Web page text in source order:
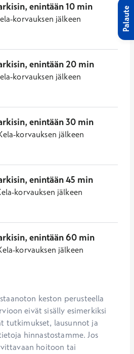
enintään 10 min
korvauksen jälkeen
enintään 20 min
korvauksen jälkeen
enintään 30 min
korvauksen jälkeen
enintään 45 min
korvauksen jälkeen
enintään 60 min
korvauksen jälkeen
keston perusteella
eivät sisälly esimerkiksi
tutkimukset, lausunnot ja
hinnastostamme. Jos
hoitoon tai
Palaute